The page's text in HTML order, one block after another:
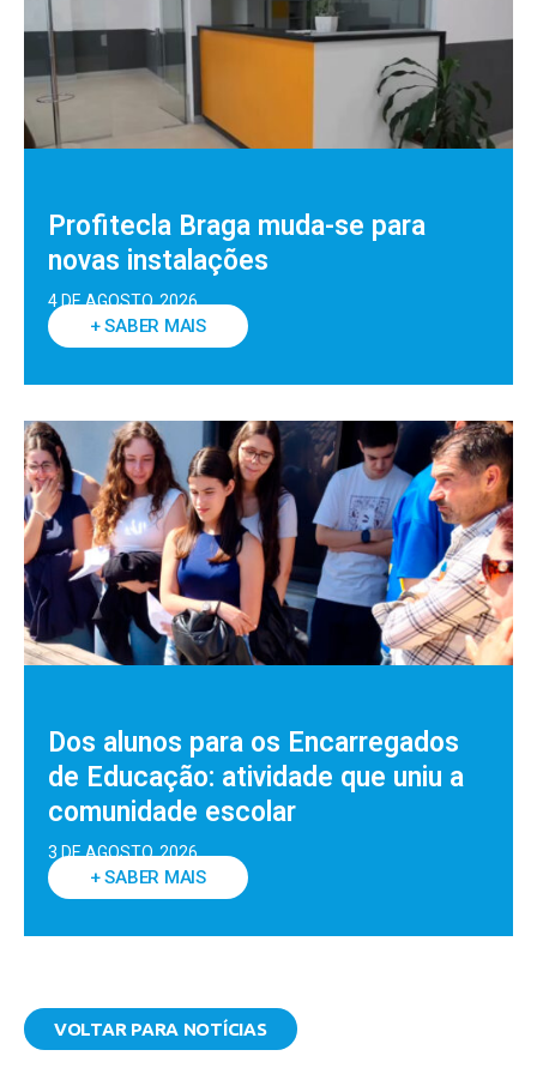
Profitecla Braga muda-se para
novas instalações
4 DE AGOSTO, 2026
+ SABER MAIS
Dos alunos para os Encarregados
de Educação: atividade que uniu a
comunidade escolar
3 DE AGOSTO, 2026
+ SABER MAIS
VOLTAR PARA NOTÍCIAS